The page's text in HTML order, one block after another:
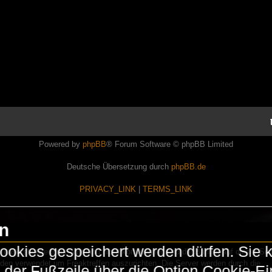
Powered by phpBB® Forum Software © phpBB Limited
Deutsche Übersetzung durch phpBB.de
PRIVACY_LINK TERMS_LINK
Wir sind nicht kommerziell und die Banner auf dieser
verwendet um Freaktreffen auszurichten. Die Server werden durch die
gespeichert werden dürfen. Sie